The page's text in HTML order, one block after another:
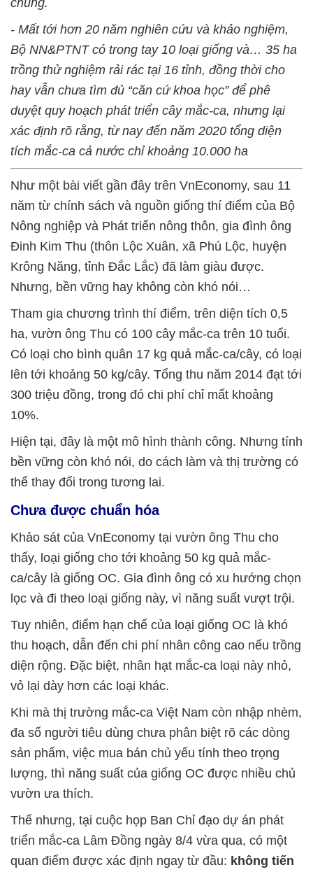
chúng.
- Mất tới hơn 20 năm nghiên cứu và khảo nghiệm,
Bộ NN&PTNT có trong tay 10 loại giống và… 35 ha
trồng thử nghiệm rải rác tại 16 tỉnh, đồng thời cho
hay vẫn chưa tìm đủ “căn cứ khoa học” để phê
duyệt quy hoạch phát triển cây mắc-ca, nhưng lại
xác định rõ rằng, từ nay đến năm 2020 tổng diện
tích mắc-ca cả nước chỉ khoảng 10.000 ha
Như một bài viết gần đây trên VnEconomy, sau 11
năm từ chính sách và nguồn giống thí điểm của Bộ
Nông nghiệp và Phát triển nông thôn, gia đình ông
Đinh Kim Thu (thôn Lộc Xuân, xã Phú Lộc, huyện
Krông Năng, tỉnh Đắc Lắc) đã làm giàu được.
Nhưng, bền vững hay không còn khó nói…
Tham gia chương trình thí điểm, trên diện tích 0,5
ha, vườn ông Thu có 100 cây mắc-ca trên 10 tuổi.
Có loại cho bình quân 17 kg quả mắc-ca/cây, có loại
lên tới khoảng 50 kg/cây. Tổng thu năm 2014 đạt tới
300 triệu đồng, trong đó chi phí chỉ mất khoảng
10%.
Hiện tại, đây là một mô hình thành công. Nhưng tính
bền vững còn khó nói, do cách làm và thị trường có
thể thay đổi trong tương lai.
Chưa được chuẩn hóa
Khảo sát của VnEconomy tại vườn ông Thu cho
thấy, loại giống cho tới khoảng 50 kg quả mắc-
ca/cây là giống OC. Gia đình ông có xu hướng chọn
lọc và đi theo loại giống này, vì năng suất vượt trội.
Tuy nhiên, điểm hạn chế của loại giống OC là khó
thu hoạch, dẫn đến chi phí nhân công cao nếu trồng
diện rộng. Đặc biệt, nhân hạt mắc-ca loại này nhỏ,
vỏ lại dày hơn các loại khác.
Khi mà thị trường mắc-ca Việt Nam còn nhập nhèm,
đa số người tiêu dùng chưa phân biệt rõ các dòng
sản phẩm, việc mua bán chủ yếu tính theo trọng
lượng, thì năng suất của giống OC được nhiều chủ
vườn ưa thích.
Thế nhưng, tại cuộc họp Ban Chỉ đạo dự án phát
triển mắc-ca Lâm Đồng ngày 8/4 vừa qua, có một
quan điểm được xác định ngay từ đầu: không tiến